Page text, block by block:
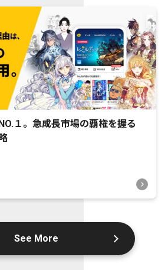
１。急成長市場の覇権を握る
See More